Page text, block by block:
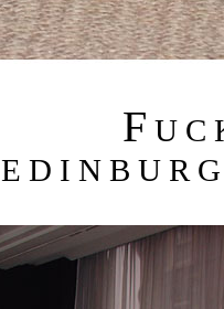
F U C
E D I N B U R